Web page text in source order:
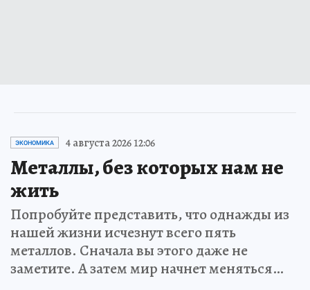
ЭКОНОМИКА 4 августа 2026 12:06
Металлы, без которых нам не
жить
Попробуйте представить, что однажды из
нашей жизни исчезнут всего пять
металлов. Сначала вы этого даже не
заметите. А затем мир начнет меняться…